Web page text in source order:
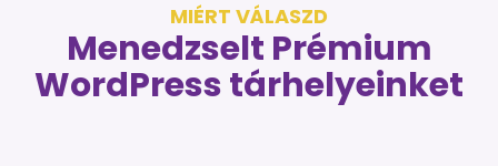
MIÉRT VÁLASZD
Menedzselt Prémium
WordPress tárhelyeinket